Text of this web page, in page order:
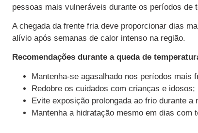
pessoas mais vulneráveis durante os períodos de
A chegada da frente fria deve proporcionar dias
alívio após semanas de calor intenso na região.
Recomendações durante a queda de
Mantenha-se agasalhado nos períodos mais
Redobre os cuidados com crianças e idosos;
Evite exposição prolongada ao frio durante a
Mantenha a hidratação mesmo em dias com